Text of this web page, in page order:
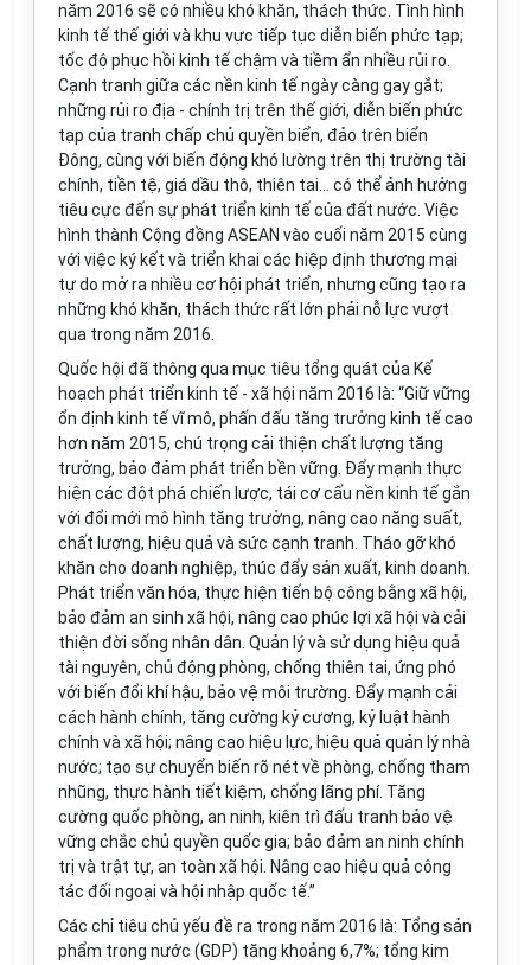
năm 2016 sẽ có nhiều khó khăn, thách thức. Tình hình
kinh tế thế giới và khu vực tiếp tục diễn biến phức tạp;
tốc độ phục hồi kinh tế chậm và tiềm ẩn nhiều rủi ro.
Cạnh tranh giữa các nền kinh tế ngày càng gay gắt;
những rủi ro địa - chính trị trên thế giới, diễn biến phức
tạp của tranh chấp chủ quyền biển, đảo trên biển
Đông, cùng với biến động khó lường trên thị trường tài
chính, tiền tệ, giá dầu thô, thiên tai... có thể ảnh hưởng
tiêu cực đến sự phát triển kinh tế của đất nước. Việc
hình thành Cộng đồng ASEAN vào cuối năm 2015 cùng
với việc ký kết và triển khai các hiệp định thương mại
tự do mở ra nhiều cơ hội phát triển, nhưng cũng tạo ra
những khó khăn, thách thức rất l ớn phải nỗ lực vượt
qua trong năm 2016.
Quốc hội đã thông qua mục tiêu tổng quát của Kế
hoạch phát triển kinh tế - xã hội năm 2016 là: “Giữ vững
ổn định kinh tế vĩ mô, phấn đấu tăng trưởng kinh tế cao
hơn năm 2015, chú trọng cải thiện chất lượng tăng
trưởng, bảo đảm phát triển bền vững. Đẩy mạnh thực
hiện các đột phá chiến lược, tái cơ cấu nền kinh tế gắn
với đổi mới mô hình tăng trưởng, nâng cao năng suất,
chất lượng, hiệu quả và sức cạnh tranh. Tháo gỡ khó
khăn cho doanh nghiệp, thúc đẩy sản xuất, kinh doanh.
Phát triển văn hóa, thực hiện tiến bộ công bằng xã hội,
bảo đảm an sinh xã hội, nâng cao phúc lợi xã hội và cải
thiện đời sống nhân dân. Quản lý và sử dụng hiệu quả
tài nguyên, chủ động phòng, chống thiên tai, ứng phó
với biến đổi khí hậu, bảo vệ môi trường. Đẩy mạnh cải
cách hành chính, tăng cường kỷ cương, kỷ luật hành
chính và xã hội; nâng cao hiệu lực, hiệu quả quản lý nhà
nước; tạo sự chuyển biến rõ nét về phòng, chống tham
nhũng, thực hành tiết kiệm, chống lãng phí. Tăng
cường quốc phòng, an ninh, kiên trì đấu tranh bảo vệ
vững chắc chủ quyền quốc gia; bảo đảm an ninh chính
trị và trật tự, an toàn xã hội. Nâng cao hiệu quả công
tác đối ngoại và hội nhập quốc tế.”
Các chỉ tiêu chủ yếu đề ra trong năm 2016 là: Tổng sản
phẩm trong nước (GDP) tăng khoảng 6,7%; tổng kim